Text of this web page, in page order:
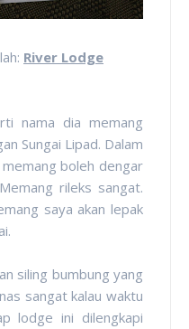
River Lodge
nama dia memang
Sungai Lipad. Dalam
boleh dengar
rileks sangat.
saya akan lepak
siling bumbung yang
sangat kalau waktu
lodge ini dilengkapi